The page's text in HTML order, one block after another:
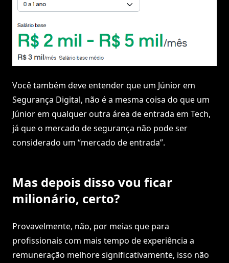
Você também deve entender que um Júnior em
Segurança Digital, não é a mesma coisa do que um
Júnior em qualquer outra área de entrada em Tech,
já que o mercado de segurança não pode ser
considerado um “mercado de entrada”.
Mas depois disso vou ficar
milionário, certo?
Provavelmente, não, por meias que para
profissionais com mais tempo de experiência a
remuneração melhore significativamente, isso não